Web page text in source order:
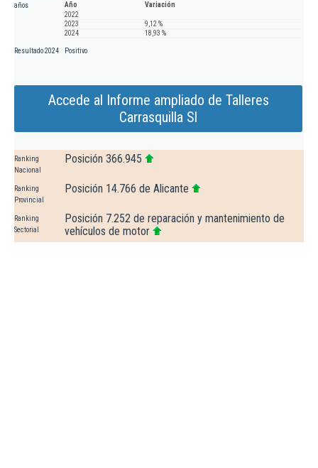
años
Año
Variación
2022
2023
9,12 %
2024
18,93 %
Resultado 2024 Positivo
Accede al Informe ampliado de Talleres
Carrasquilla Sl
Ranking
Nacional
Posición 366.945
Ranking
Provincial
Posición 14.766 de Alicante
Ranking
Sectorial
Posición 7.252 de reparación y mantenimiento de
vehículos de motor